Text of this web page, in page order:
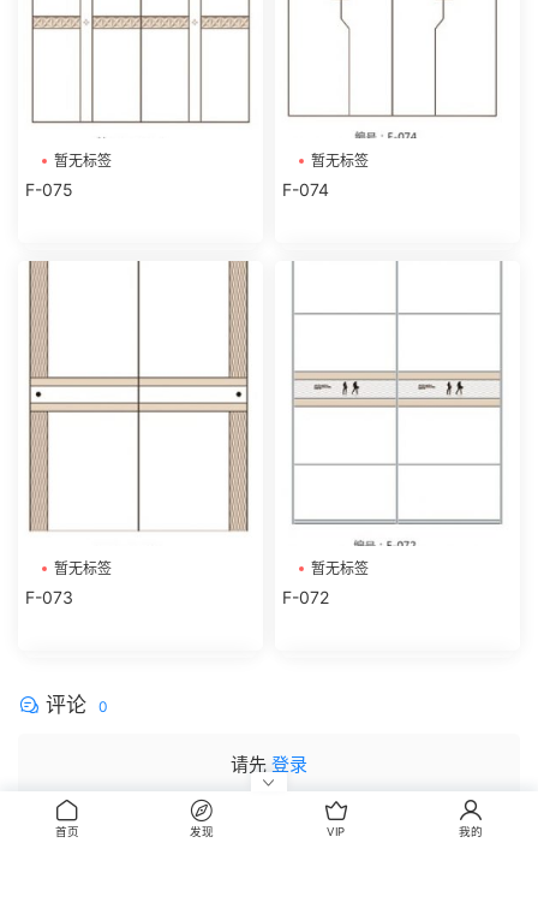
暂无标签
F-075
暂无标签
F-074
暂无标签
F-073
暂无标签
F-072
评论 0
请先 登录
首页 发现 VIP 我的